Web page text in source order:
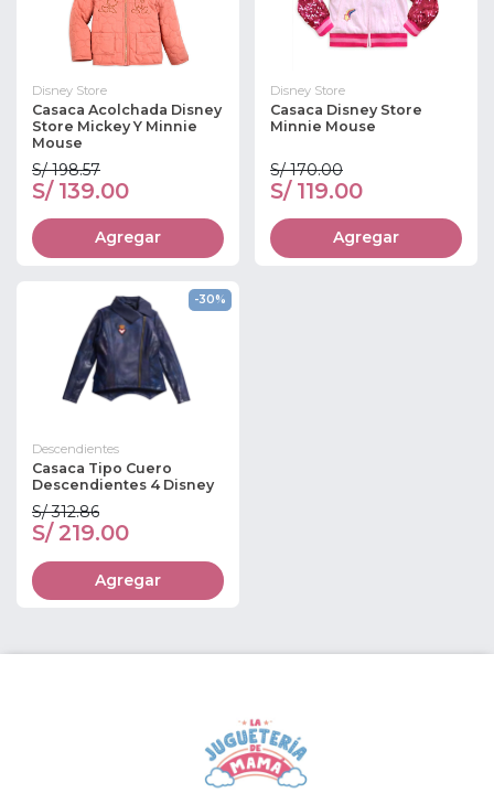
Disney Store
Casaca Acolchada Disney
Store Mickey Y Minnie
Mouse
S/ 198.57
S/ 139.00
Agregar
Disney Store
Casaca Disney Store
Minnie Mouse
S/ 170.00
S/ 119.00
Agregar
-30%
Descendientes
Casaca Tipo Cuero
Descendientes 4 Disney
S/ 312.86
S/ 219.00
Agregar